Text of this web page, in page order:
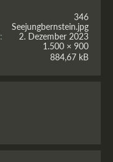
346
Seejungbernstein.jpg
2. Dezember 2023
1.500 × 900
884,67 kB